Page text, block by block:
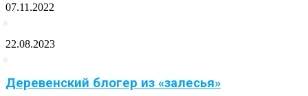
07.11.2022
22.08.2023
Деревенский блогер из «залесья»